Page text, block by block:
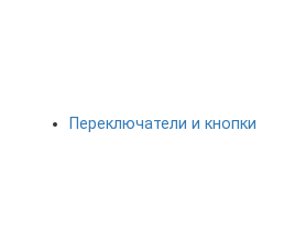
Переключатели и кнопки